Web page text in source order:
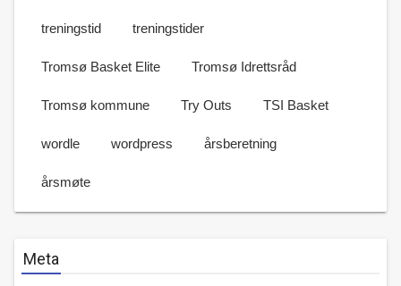
treningstid treningstider
Tromsø Basket Elite Tromsø Idrettsråd
Tromsø kommune Try Outs TSI Basket
wordle wordpress årsberetning
årsmøte
Meta